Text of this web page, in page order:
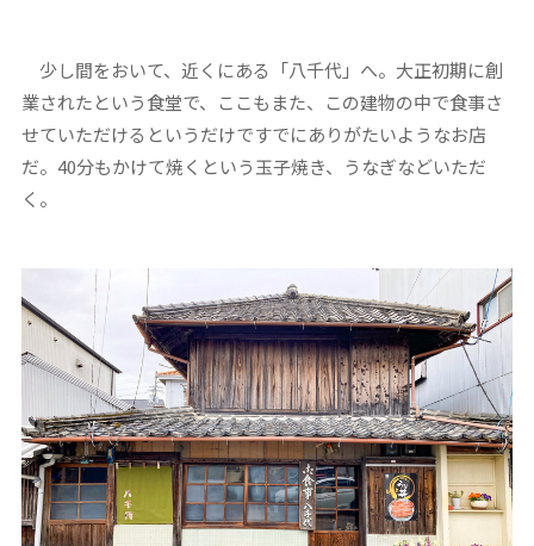
少し間をおいて、近くにある「八千代」へ。大正初期に創
業されたという食堂で、ここもまた、この建物の中で食事さ
せていただけるというだけですでにありがたいようなお店
だ。40分もかけて焼くという玉子焼き、うなぎなどいただ
く。